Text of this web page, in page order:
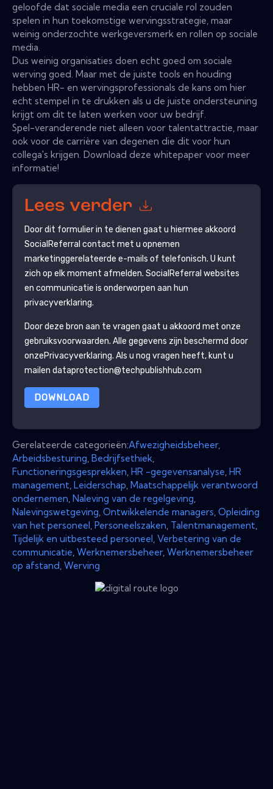
geloofde dat sociale media een cruciale rol zouden
spelen in hun toekomstige wervingsstrategie, maar
weinig onderzochte werkgeversmerk en rollen op sociale
media.
Dus weinig organisaties doen echt goed om sociale
werving goed. Maar met de juiste tools en houding
hebben HR- en wervingsprofessionals de kans om hier
echt stempel in te drukken als u de juiste ondersteuning
krijgt om dit te laten werken voor uw bedrijf.
Spel-veranderende niet alleen voor talentattractie, maar
ook voor de carrière van degenen die dit voor hun
collega's krijgen. Download deze whitepaper voor meer
informatie!
Lees verder
Door dit formulier in te dienen gaat u hiermee akkoord
SocialReferral contact met u opnemen
marketinggerelateerde e-mails of telefonisch. U kunt
zich op elk moment afmelden. SocialReferral websites
en communicatie is onderworpen aan hun
privacyverklaring.
Door deze bron aan te vragen gaat u akkoord met onze
gebruiksvoorwaarden. Alle gegevens zijn beschermd door
onzePrivacyverklaring. Als u nog vragen heeft, kunt u
mailen dataprotection@techpublishhub.com
DOWNLOAD
Gerelateerde categorieën:Afwezigheidsbeheer,
Arbeidsbesturing Bedrijfsethiek
Functioneringsgesprekken HR -gegevensanalyse HR
management Leiderschap Maatschappelijk verantwoord
ondernemen Naleving van de regelgeving
Nalevingswetgeving Ontwikkelende managers Opleiding
van het personeel Personeelszaken Talentmanagement
Tijdelijk en uitbesteed personeel Verbetering van de
communicatie Werknemersbeheer, Werknemersbeheer
op afstand Werving